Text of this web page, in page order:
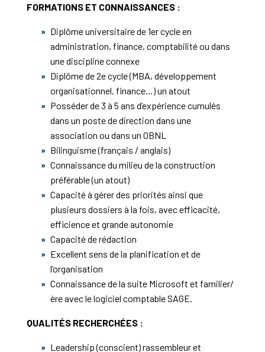
FORMATIONS ET CONNAISSANCES :
Diplôme universitaire de 1er cycle en
administration, finance, comptabilité ou dans
une discipline connexe
Diplôme de 2e cycle (MBA, développement
organisationnel, finance…) un atout
Posséder de 3 à 5 ans d’expérience cumulés
dans un poste de direction dans une
association ou dans un OBNL
Bilinguisme (français / anglais)
Connaissance du milieu de la construction
préférable (un atout)
Capacité à gérer des priorités ainsi que
plusieurs dossiers à la fois, avec efficacité,
efficience et grande autonomie
Capacité de rédaction
Excellent sens de la planification et de
l’organisation
Connaissance de la suite Microsoft et familier/
ère avec le logiciel comptable SAGE.
QUALITÉS RECHERCHÉES :
Leadership (conscient) rassembleur et